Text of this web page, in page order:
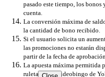
pasado este tiempo, los bonos
cuenta.
La conversión máxima de
la cantidad de bono recibido.
Si el usuario solicita un
las promociones no estarán
partir de la fecha de
La apuesta máxima permitida
ruleta, slot o videobingo de